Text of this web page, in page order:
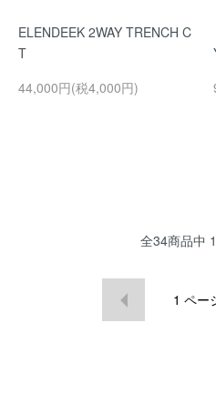
ELENDEEK 2WAY TRENCH C
T
44,000円(税4,000円)
全34商品中
1 ペー